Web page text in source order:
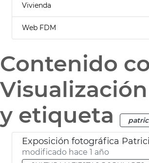
Vivienda
Web FDM
Contenido
Visualización
y etiqueta
modificado hace 1 año